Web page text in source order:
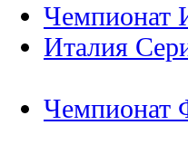
Чемпионат
Италия
Чемпионат